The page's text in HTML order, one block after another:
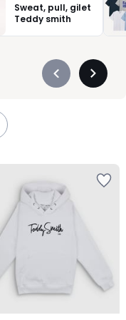
Sweat, pull, gilet
Teddy smith
Précédent